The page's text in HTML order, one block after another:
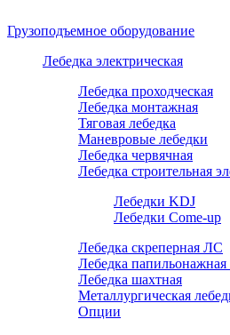
Грузоподъемное оборудование
Лебедка электрическая
Лебедка проходческая
Лебедка монтажная
Тяговая лебедка
Маневровые лебедки
Лебедка червячная
Лебедка строительная
Лебедки KDJ
Лебедки Come-up
Лебедка скреперная ЛС
Лебедка
Лебедка шахтная
Металлургическая
Опции